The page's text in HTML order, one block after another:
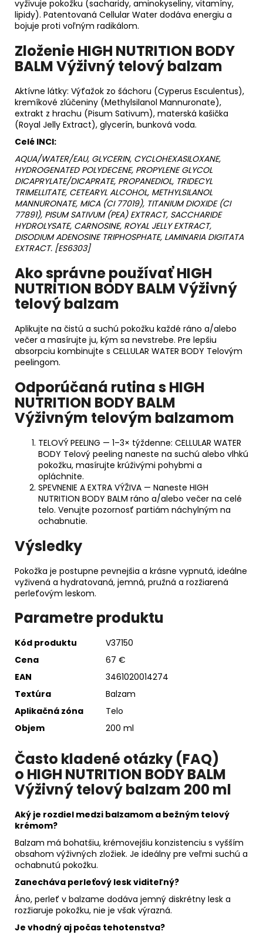
vyživuje pokožku (sacharidy, aminokyseliny, vitamíny,
lipidy). Patentovaná Cellular Water dodáva energiu a
bojuje proti voľným radikálom.
Zloženie HIGH NUTRITION BODY
BALM Výživný telový balzam
Aktívne látky: Výťažok zo šáchoru (Cyperus Esculentus),
kremíkové zlúčeniny (Methylsilanol Mannuronate),
extrakt z hrachu (Pisum Sativum), materská kašička
(Royal Jelly Extract), glycerín, bunková voda.
Celé INCI:
AQUA/WATER/EAU, GLYCERIN, CYCLOHEXASILOXANE,
HYDROGENATED POLYDECENE, PROPYLENE GLYCOL
DICAPRYLATE/DICAPRATE, PROPANEDIOL, TRIDECYL
TRIMELLITATE, CETEARYL ALCOHOL, METHYLSILANOL
MANNURONATE, MICA (CI 77019), TITANIUM DIOXIDE (CI
77891), PISUM SATIVUM (PEA) EXTRACT, SACCHARIDE
HYDROLYSATE, CARNOSINE, ROYAL JELLY EXTRACT,
DISODIUM ADENOSINE TRIPHOSPHATE, LAMINARIA DIGITATA
EXTRACT. [ES6303]
Ako správne používať HIGH
NUTRITION BODY BALM Výživný
telový balzam
Aplikujte na čistú a suchú pokožku každé ráno a/alebo
večer a masírujte ju, kým sa nevstrebe. Pre lepšiu
absorpciu kombinujte s CELLULAR WATER BODY Telovým
peelingom.
Odporúčaná rutina s HIGH
NUTRITION BODY BALM
Výživným telovým balzamom
TELOVÝ PEELING — 1–3× týždenne: CELLULAR WATER
BODY Telový peeling naneste na suchú alebo vlhkú
pokožku, masírujte krúživými pohybmi a
opláchnite.
SPEVNENIE A EXTRA VÝŽIVA — Naneste HIGH
NUTRITION BODY BALM ráno a/alebo večer na celé
telo. Venujte pozornosť partiám náchylným na
ochabnutie.
Výsledky
Pokožka je postupne pevnejšia a krásne vypnutá, ideálne
vyživená a hydratovaná, jemná, pružná a rozžiarená
perleťovým leskom.
Parametre produktu
Kód produktu
V37150
Cena
67 €
EAN
3461020014274
Textúra
Balzam
Aplikačná zóna
Telo
Objem
200 ml
Často kladené otázky (FAQ)
o HIGH NUTRITION BODY BALM
Výživný telový balzam 200 ml
Aký je rozdiel medzi balzamom a bežným telový
krémom?
Balzam má bohatšiu, krémovejšiu konzistenciu s vyšším
obsahom výživných zložiek. Je ideálny pre veľmi suchú a
ochabnutú pokožku.
Zanecháva perleťový lesk viditeľný?
Áno, perleť v balzame dodáva jemný diskrétny lesk a
rozžiaruje pokožku, nie je však výrazná.
Je vhodný aj počas tehotenstva?